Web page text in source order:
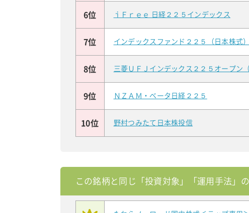
6位 ｉＦｒｅｅ 日経２２５インデックス
7位 インデックスファンド２２５（日本株式
8位 三菱ＵＦＪインデックス２２５オープン
9位 ＮＺＡＭ・ベータ日経２２５
10位 野村つみたて日本株投信
この銘柄と同じ「投資対象」「運用手法」